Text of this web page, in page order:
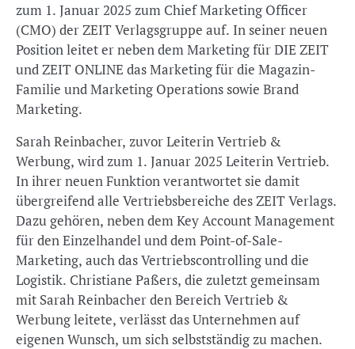
zum 1. Januar 2025 zum Chief Marketing Officer
(CMO) der ZEIT Verlagsgruppe auf. In seiner neuen
Position leitet er neben dem Marketing für DIE ZEIT
und ZEIT ONLINE das Marketing für die Magazin-
Familie und Marketing Operations sowie Brand
Marketing.
Sarah Reinbacher, zuvor Leiterin Vertrieb &
Werbung, wird zum 1. Januar 2025 Leiterin Vertrieb.
In ihrer neuen Funktion verantwortet sie damit
übergreifend alle Vertriebsbereiche des ZEIT Verlags.
Dazu gehören, neben dem Key Account Management
für den Einzelhandel und dem Point-of-Sale-
Marketing, auch das Vertriebscontrolling und die
Logistik. Christiane Paßers, die zuletzt gemeinsam
mit Sarah Reinbacher den Bereich Vertrieb &
Werbung leitete, verlässt das Unternehmen auf
eigenen Wunsch, um sich selbstständig zu machen.